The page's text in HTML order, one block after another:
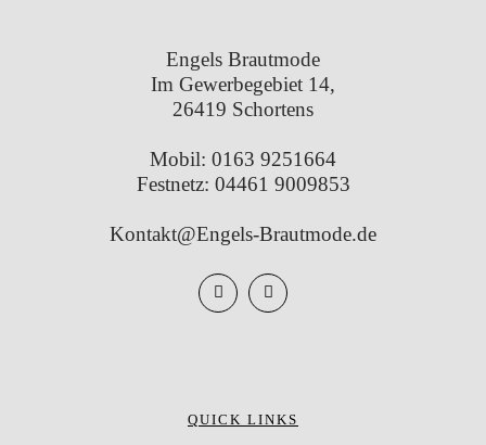
Engels Brautmode
Im Gewerbegebiet 14,
26419 Schortens
Mobil: 0163 9251664
Festnetz: 04461 9009853
Kontakt@Engels-Brautmode.de
QUICK LINKS